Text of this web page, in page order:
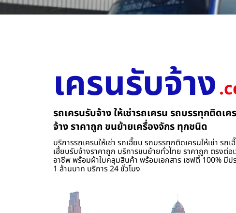
เครนรับจ้าง
รถเครนรับจ้าง ให้เช่ารถเครน รถบรรทุกติดเ
จ้าง ราคาถูก ขนย้ายเครื่องจักร ทุกชนิด
บริการรถเครนให้เช่า รถเฮี๊ยบ รถบรรทุกติดเครนให้เช่า รถ
เฮี้ยบรับจ้างราคาถูก บริการขนย้ายทั่วไทย ราคาถูก ตรงต่อ
อาชีพ พร้อมผ้าใบคลุมสินค้า พร้อมเอกสาร เซฟตี้ 100% มีป
1 ล้านบาท บริการ 24 ชั่วโมง